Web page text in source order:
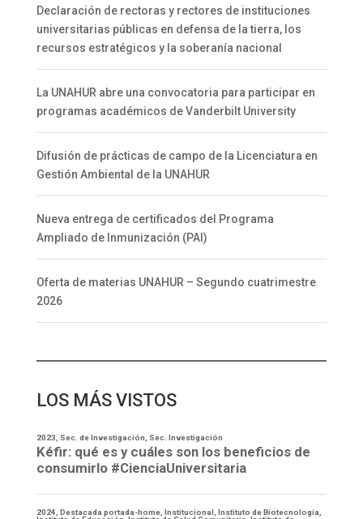
Declaración de rectoras y rectores de instituciones
universitarias públicas en defensa de la tierra, los
recursos estratégicos y la soberanía nacional
La UNAHUR abre una convocatoria para participar en
programas académicos de Vanderbilt University
Difusión de prácticas de campo de la Licenciatura en
Gestión Ambiental de la UNAHUR
Nueva entrega de certificados del Programa
Ampliado de Inmunización (PAI)
Oferta de materias UNAHUR – Segundo cuatrimestre
2026
LOS MÁS VISTOS